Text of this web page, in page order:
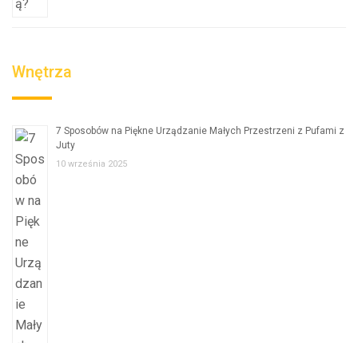
Wnętrza
7 Sposobów na Piękne Urządzanie Małych Przestrzeni z Pufami z
Juty
10 września 2025